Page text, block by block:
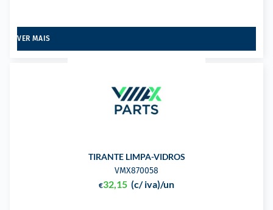
VER MAIS
TIRANTE LIMPA-VIDROS
VMX870058
€32,15 (c/ iva)/un